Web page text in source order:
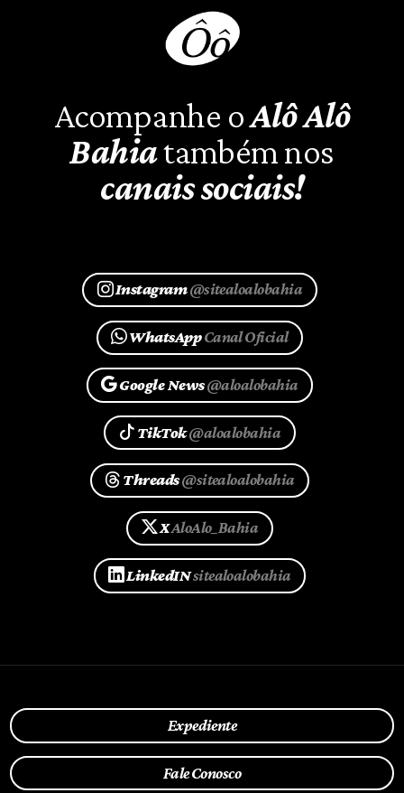
Acompanhe oAlô Alô
Bahiatambém nos
canais sociais!
Instagram@sitealoalobahia
WhatsAppCanal Oficial
Google News@aloalobahia
TikTok@aloalobahia
Threads@sitealoalobahia
XAloAlo_Bahia
LinkedINsitealoalobahia
Expediente
Fale Conosco